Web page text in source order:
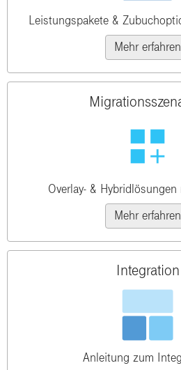
Leistungspakete &
Mehr erfahren
Overlay- &
Mehr erfahren
Integration
Anleitung zum